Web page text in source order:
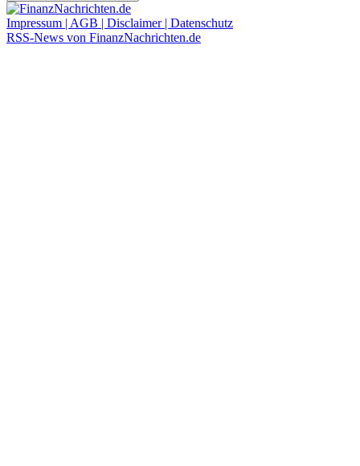
Impressum | AGB | Disclaimer | Datenschutz
RSS-News von FinanzNachrichten.de